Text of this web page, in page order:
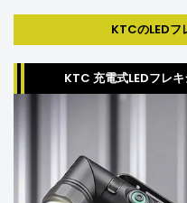
KTCのLEDフ
KTC 充電式LEDフレ